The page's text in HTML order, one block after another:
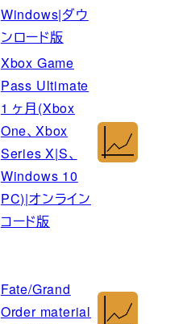
Windows|ダウ
ンロード版
Xbox Game
Pass Ultimate
1 ヶ月(Xbox
One、Xbox
Series X|S、
Windows 10
PC)|オンライン
コード版
Fate/Grand
Order material